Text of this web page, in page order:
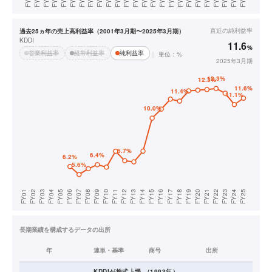
過去25ヵ年の売上高利益率（2001年3月期〜2025年3月期）
KDDI
営業利益率
経常利益率 純利益率 単位：%
直近の純利益率
11.6%
2025年3月期
長期業績を構成するデータの出所
年 連単・基準 商号 出所